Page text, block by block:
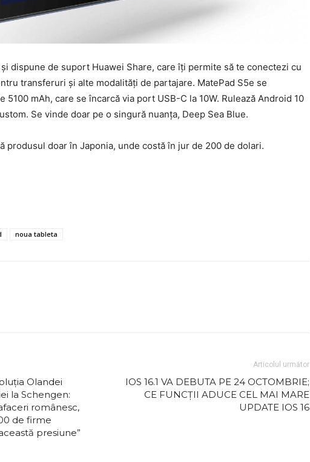
dispune de suport Huawei Share, care îţi permite să te conectezi cu
transferuri şi alte modalităţi de partajare. MatePad S5e se
5100 mAh, care se încarcă via port USB-C la 10W. Rulează Android 10
Se vinde doar pe o singură nuanţa, Deep Sea Blue.
produsul doar în Japonia, unde costă în jur de 200 de dolari.
noua tableta
Olandei
la Schengen:
românesc,
de firme
presiune”
Articolul următor
IOS 16.1 VA DEBUTA PE 24 OCTOMBRIE;
CE FUNCŢII ADUCE CEL MAI MARE
UPDATE IOS 16